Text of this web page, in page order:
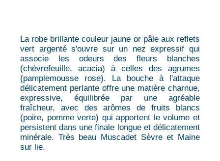
La robe brillante couleur jaune or pâle aux reflets
vert argenté s'ouvre sur un nez expressif qui
associe les odeurs des fleurs blanches
(chèvrefeuille, acacia) à celles des agrumes
(pamplemousse rose). La bouche à l'attaque
délicatement perlante offre une matière charnue,
expressive, équilibrée par une agréable
fraîcheur, avec des arômes de fruits blancs
(poire, pomme verte) qui apportent le volume et
persistent dans une finale longue et délicatement
minérale. Très beau Muscadet Sèvre et Maine
sur lie.